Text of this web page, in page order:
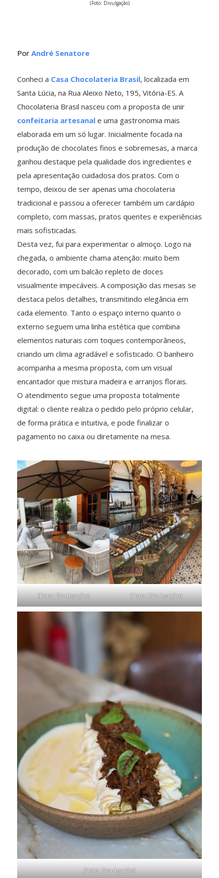
(Foto: Divulgação)
Por André Senatore
Conheci a Casa Chocolateria Brasil, localizada em
Santa Lúcia, na Rua Aleixo Neto, 195, Vitória-ES. A
Chocolateria Brasil nasceu com a proposta de unir
confeitaria artesanal e uma gastronomia mais
elaborada em um só lugar. Inicialmente focada na
produção de chocolates finos e sobremesas, a marca
ganhou destaque pela qualidade dos ingredientes e
pela apresentação cuidadosa dos pratos. Com o
tempo, deixou de ser apenas uma chocolateria
tradicional e passou a oferecer também um cardápio
completo, com massas, pratos quentes e experiências
mais sofisticadas.
Desta vez, fui para experimentar o almoço. Logo na
chegada, o ambiente chama atenção: muito bem
decorado, com um balcão repleto de doces
visualmente impecáveis. A composição das mesas se
destaca pelos detalhes, transmitindo elegância em
cada elemento. Tanto o espaço interno quanto o
externo seguem uma linha estética que combina
elementos naturais com toques contemporâneos,
criando um clima agradável e sofisticado. O banheiro
acompanha a mesma proposta, com um visual
encantador que mistura madeira e arranjos florais.
O atendimento segue uma proposta totalmente
digital: o cliente realiza o pedido pelo próprio celular,
de forma prática e intuitiva, e pode finalizar o
pagamento no caixa ou diretamente na mesa.
(Foto: Divulgação) (Foto: Divulgação)
(Foto: Divulgação)